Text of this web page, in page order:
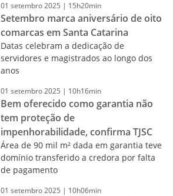
01 setembro2025 | 15h20min
Setembro marca aniversário de oito
comarcas em Santa Catarina
Datas celebram a dedicação de
servidores e magistrados ao longo dos
anos
01 setembro2025 | 10h16min
Bem oferecido como garantia não
tem proteção de
impenhorabilidade, confirma TJSC
Área de 90 mil m² dada em garantia teve
domínio transferido a credora por falta
de pagamento
01 setembro2025 | 10h06min